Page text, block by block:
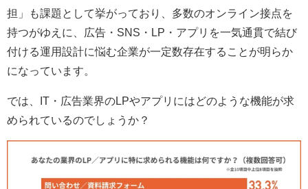
担」も課題として挙がっており、多数のオンライン接点を
持つがゆえに、広告・SNS・LP・アプリを一気通貫で結び
付ける運用設計に悩む企業が一定数存在することが明らか
になっています。
では、IT・広告業界のLPやアプリにはどのような機能が求
められているのでしょうか？